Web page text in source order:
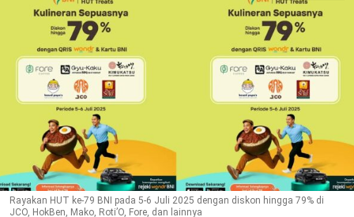
Rayakan HUT ke-79 BNI pada 5-6 Juli 2025 dengan diskon hingga 79% di
JCO, HokBen, Mako, Roti’O, Fore, dan lainnya